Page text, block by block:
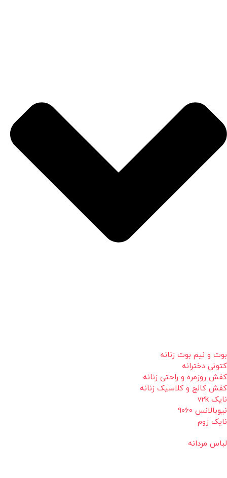
بوت و نیم بوت زنانه
کتونی دخترانه
کفش روزمره و راحتی زنانه
کفش کالج و کلاسیک زنانه
نایک v2k
نیوبالانس 9060
نایک زوم
لباس مردانه